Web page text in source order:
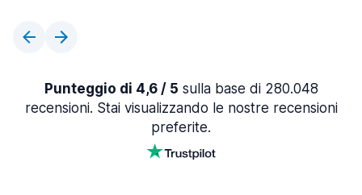
Punteggio di 4,6 / 5 sulla base di 280.048
recensioni. Stai visualizzando le nostre recensioni
preferite.